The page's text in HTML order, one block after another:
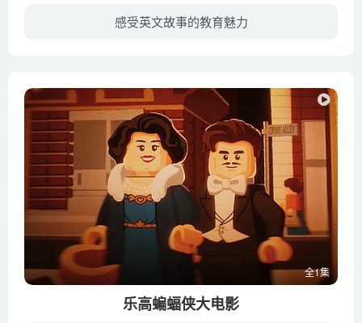
感受英文故事的教育魅力
全1集
乐高蝙蝠侠大电影